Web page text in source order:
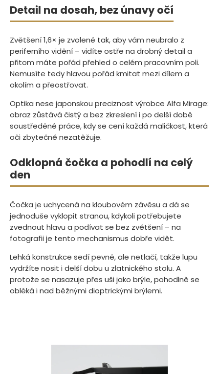
Detail na dosah, bez únavy očí
Zvětšení 1,6× je zvolené tak, aby vám neubralo z
periferního vidění – vidíte ostře na drobný detail a
přitom máte pořád přehled o celém pracovním poli.
Nemusíte tedy hlavou pořád kmitat mezi dílem a
okolím a přeostřovat.
Optika nese japonskou preciznost výrobce Alfa Mirage:
obraz zůstává čistý a bez zkreslení i po delší době
soustředěné práce, kdy se cení každá maličkost, která
oči zbytečně nezatěžuje.
Odklopná čočka a pohodlí na celý
den
Čočka je uchycená na kloubovém závěsu a dá se
jednoduše vyklopit stranou, kdykoli potřebujete
zvednout hlavu a podívat se bez zvětšení – na
fotografii je tento mechanismus dobře vidět.
Lehká konstrukce sedí pevně, ale netlačí, takže lupu
vydržíte nosit i delší dobu u zlatnického stolu. A
protože se nasazuje přes uši jako brýle, pohodlně se
obléká i nad běžnými dioptrickými brýlemi.